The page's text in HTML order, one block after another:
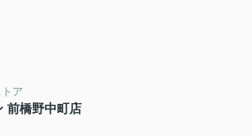
ア
前橋野中町店